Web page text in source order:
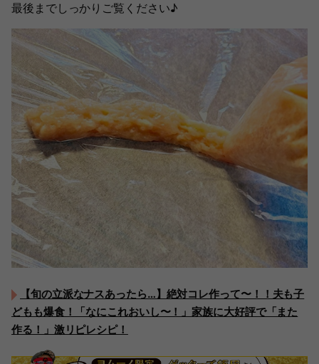
最後までしっかりご覧ください♪
【旬の立派なナスあったら…】絶対コレ作って〜！！夫も子
どもも爆食！「なにこれおいし〜！」家族に大好評で「また
作る！」激リピレシピ！